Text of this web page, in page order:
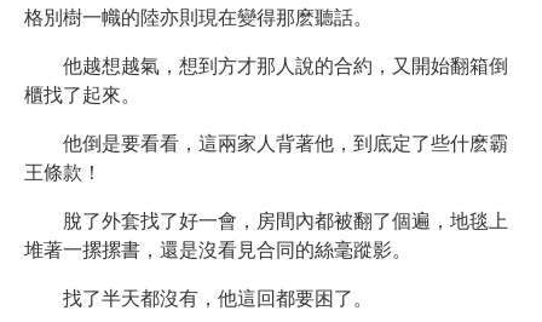
格別樹一幟的陸亦則現在變得那麽聽話。
他越想越氣，想到方才那人說的合約，又開始翻箱倒
櫃找了起來。
他倒是要看看，這兩家人背著他，到底定了些什麽霸
王條款！
脫了外套找了好一會，房間內都被翻了個遍，地毯上
堆著一摞摞書，還是沒看見合同的絲毫蹤影。
找了半天都沒有，他這回都要困了。